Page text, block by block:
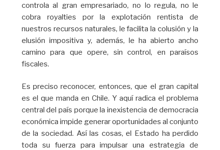
controla al gran empresariado, no lo regula, no le
cobra royalties por la explotación rentista de
nuestros recursos naturales, le facilita la colusión y la
elusión impositiva y, además, le ha abierto ancho
camino para que opere, sin control, en paraísos
fiscales.
Es preciso reconocer, entonces, que el gran capital
es el que manda en Chile. Y aquí radica el problema
central del país porque la inexistencia de democracia
económica impide generar oportunidades al conjunto
de la sociedad. Así las cosas, el Estado ha perdido
toda su fuerza para impulsar una estrategia de